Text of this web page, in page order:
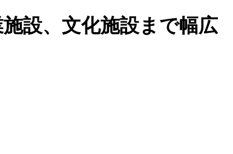
設、文化施設まで幅広